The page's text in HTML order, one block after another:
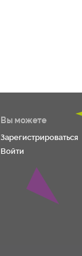
Вы можете
Зарегистрироваться
Войти